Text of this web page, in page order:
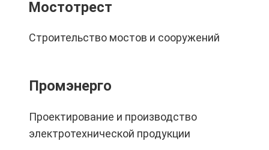
Мостотрест
Строительство мостов и сооружений
Промэнерго
Проектирование и производство
электротехнической продукции